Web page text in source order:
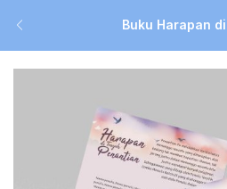
Buku Harapan